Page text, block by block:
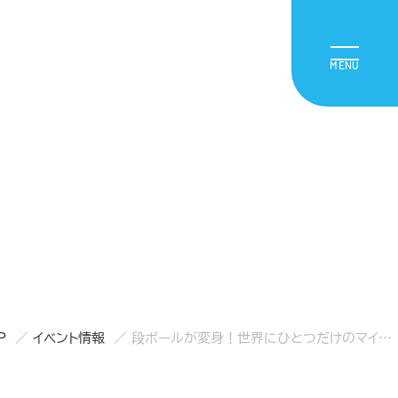
イベント情報 段ボールが変身！世界にひとつだけのマイトランク作り2025